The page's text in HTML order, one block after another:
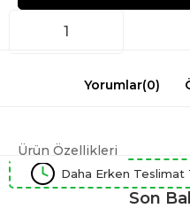
Yorumlar(0)
Ürün Özellikleri
Daha Erken Teslimat
Son